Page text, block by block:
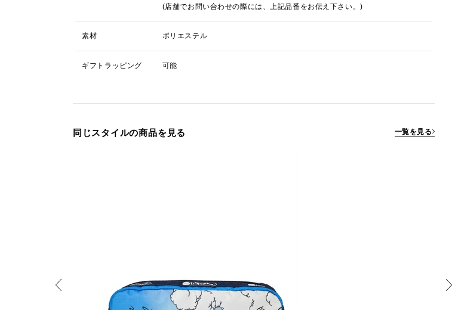
(店舗でお問い合わせの際には、上記品番をお伝え下さい。)
素材 ポリエステル
ギフトラッピング 可能
同じスタイルの商品を見る 一覧を見る